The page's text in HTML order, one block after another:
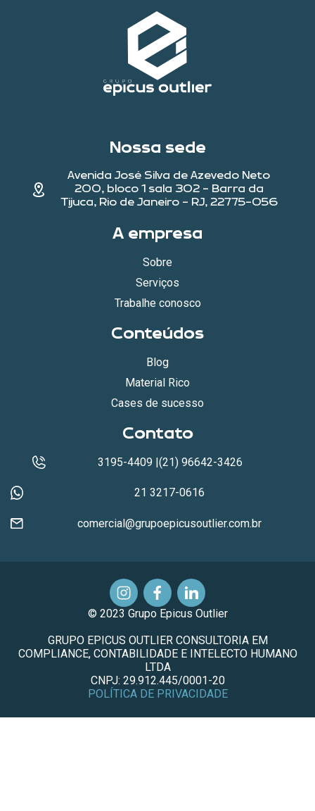
Nossa sede
Avenida José Silva de Azevedo Neto
200, bloco 1 sala 302 - Barra da
Tijuca, Rio de Janeiro - RJ, 22775-056
A empresa
Sobre
Serviços
Trabalhe conosco
Conteúdos
Blog
Material Rico
Cases de sucesso
Contato
3195-4409 |(21) 96642-3426
21 3217-0616
comercial@grupoepicusoutlier.com.br
© 2023 Grupo Epicus Outlier
GRUPO EPICUS OUTLIER CONSULTORIA EM
COMPLIANCE, CONTABILIDADE E INTELECTO HUMANO
LTDA
CNPJ: 29.912.445/0001-20
POLÍTICA DE PRIVACIDADE